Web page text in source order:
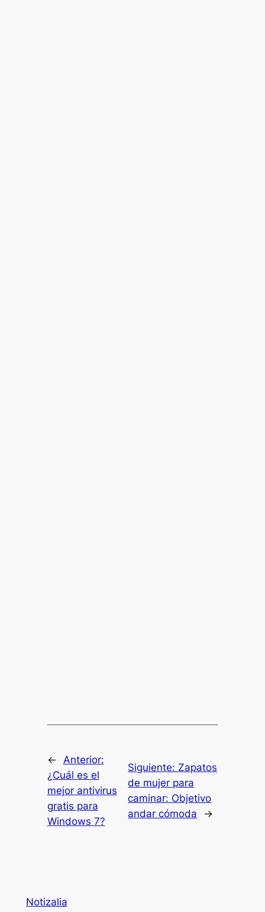
←
Anterior:
¿Cuál es el
mejor antivirus
gratis para
Windows 7?
Siguiente: Zapatos
de mujer para
caminar: Objetivo
andar cómoda
→
Notizalia